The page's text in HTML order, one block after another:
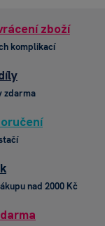
zboží
komplikací
zdarma
nad 2000 Kč